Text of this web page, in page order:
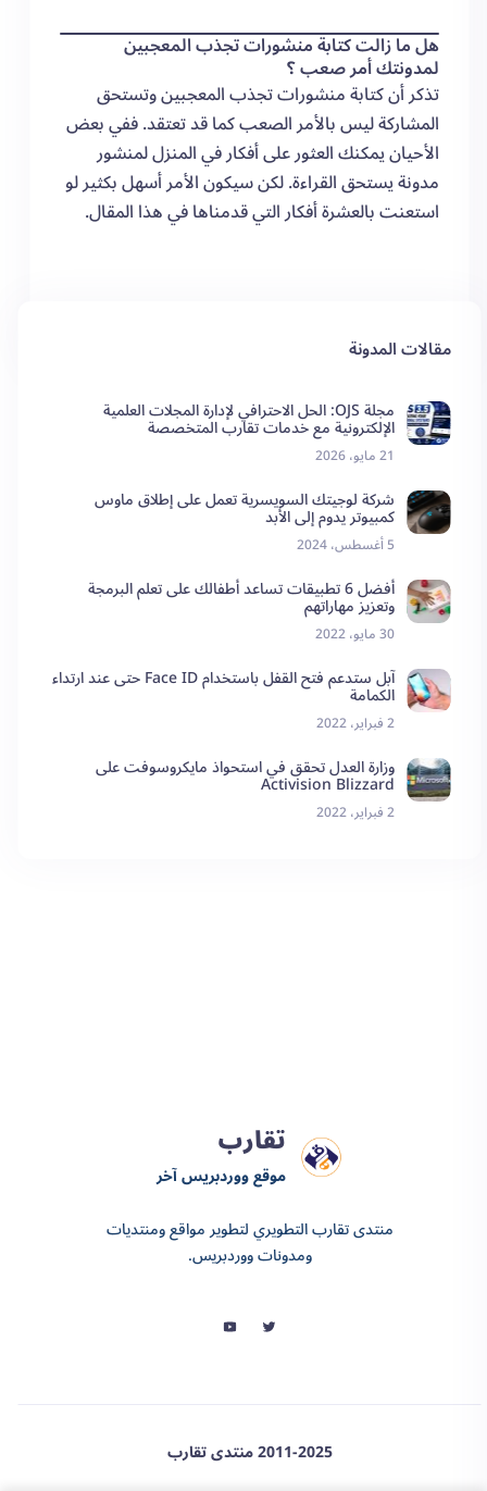
هل ما زالت كتابة منشورات تجذب المعجبين
لمدونتك أمر صعب ؟
تذكر أن كتابة منشورات تجذب المعجبين وتستحق
المشاركة ليس بالأمر الصعب كما قد تعتقد. ففي بعض
الأحيان يمكنك العثور على أفكار في المنزل لمنشور
مدونة يستحق القراءة. لكن سيكون الأمر أسهل بكثير لو
استعنت بالعشرة أفكار التي قدمناها في هذا المقال.
مقالات المدونة
مجلة OJS: الحل الاحترافي لإدارة المجلات العلمية
الإلكترونية مع خدمات تقارب المتخصصة
21 مايو، 2026
شركة لوجيتك السويسرية تعمل على إطلاق ماوس
كمبيوتر يدوم إلى الأبد
5 أغسطس، 2024
أفضل 6 تطبيقات تساعد أطفالك على تعلم البرمجة
وتعزيز مهاراتهم
30 مايو، 2022
آبل ستدعم فتح القفل باستخدام Face ID حتى عند ارتداء
الكمامة
2 فبراير، 2022
وزارة العدل تحقق في استحواذ مايكروسوفت على
Activision Blizzard
2 فبراير، 2022
تقارب
موقع ووردبريس آخر
منتدى تقارب التطويري لتطوير مواقع ومنتديات
ومدونات ووردبريس.
2011-2025 منتدى تقارب